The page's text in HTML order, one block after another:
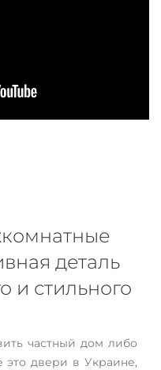
деталь
и стильного
частный дом либо
это двери в Украине,